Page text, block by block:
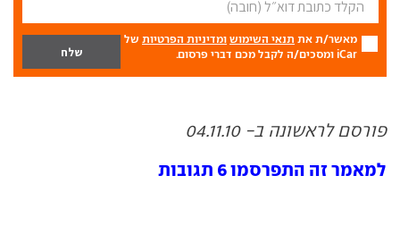
מאשר/ת את תנאי השימוש ומדיניות הפרטיות של
iCar ומסכים/ה לקבל מכם דברי פרסום.
פורסם לראשונה ב- 04.11.10
למאמר זה התפרסמו 6 תגובות